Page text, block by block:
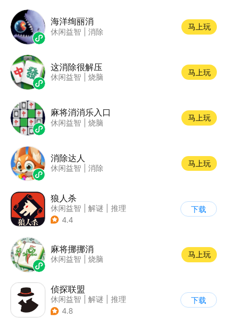
海洋绚丽消
休闲益智 消除
马上玩
这消除很解压
休闲益智 烧脑
马上玩
麻将消消乐入口
休闲益智 烧脑
马上玩
消除达人
休闲益智 消除
马上玩
狼人杀
休闲益智 解谜
推理
| 狼人杀
4.4
下载
麻将挪挪消
休闲益智 烧脑
马上玩
侦探联盟
休闲益智 解谜
推理
| 侦探
4.8
下载